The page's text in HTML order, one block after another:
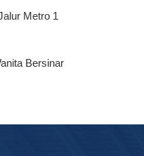
Metro 1
Bersinar